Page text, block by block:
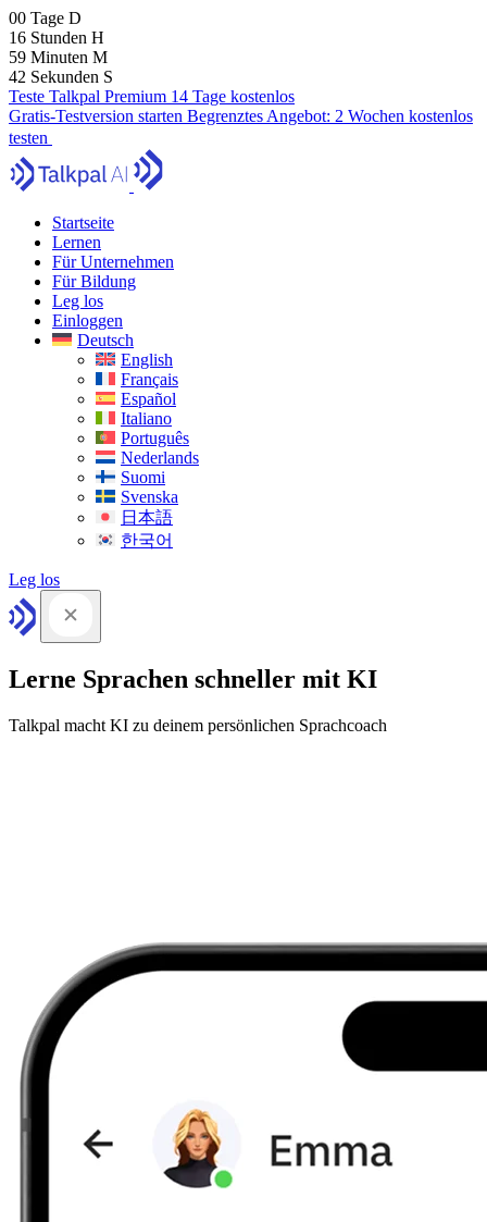
00 Tage D
16 Stunden H
59 Minuten M
40 Sekunden S
Teste Talkpal Premium 14 Tage kostenlos
Gratis-Testversion starten Begrenztes Angebot: 2 Wochen kostenlos
testen
Startseite
Lernen
Für Unternehmen
Für Bildung
Leg los
Einloggen
Deutsch
English
Français
Español
Italiano
Português
Nederlands
Suomi
Svenska
日本語
한국어
Leg los
Lerne Sprachen schneller mit KI
Talkpal macht KI zu deinem persönlichen Sprachcoach